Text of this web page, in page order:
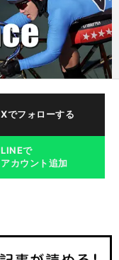
Xでフォローする
LINEで
アカウント追加